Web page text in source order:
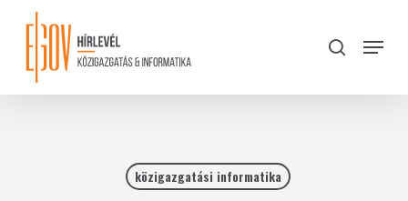
content
search
Menu
közigazgatási informatika
Close